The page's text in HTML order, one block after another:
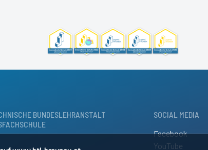
BUNDESLEHRANSTALT
SOCIAL MEDIA
Facebook
YouTube